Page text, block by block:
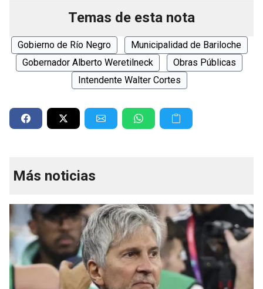
Temas de esta nota
Gobierno de Río Negro
Municipalidad de Bariloche
Gobernador Alberto Weretilneck
Obras Públicas
Intendente Walter Cortes
Más noticias